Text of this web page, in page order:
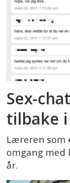
Sex-
tilbake i
Læreren som
omgang med
år.